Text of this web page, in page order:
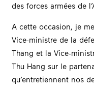
des forces armées de
A cette occasion, je
Vice-ministre de la
Thang et la Vice-
Thu Hang sur le
qu’entretiennent nos